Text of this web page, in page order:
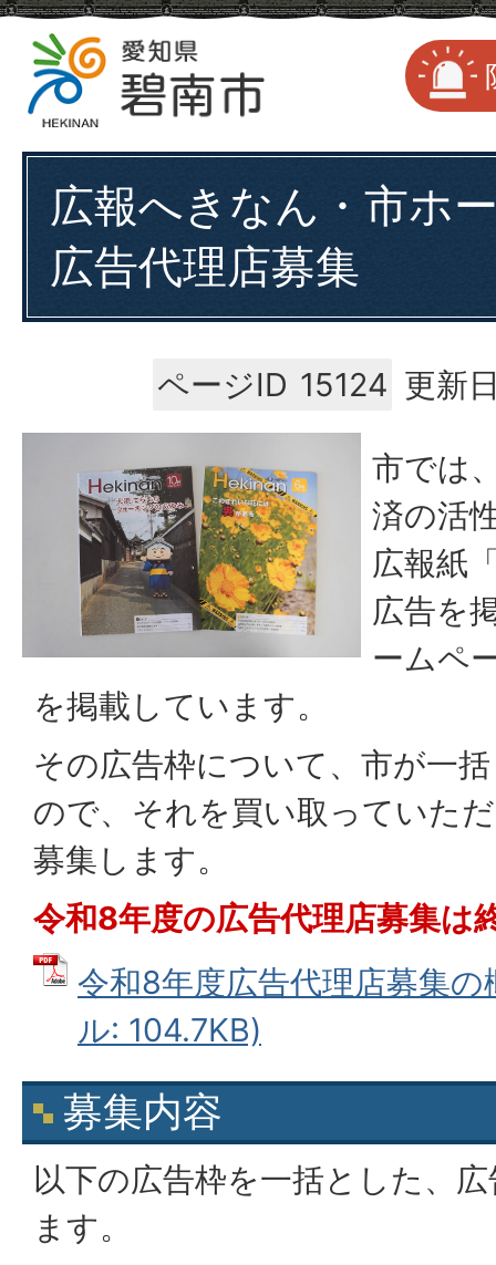
広報へきなん・市ホ
広告代理店募集
ページID 15124 更新
市では
済の活
広報紙
広告を
ームペ
を掲載しています。
その広告枠について、市が一
ので、それを買い取っていた
募集します。
令和8年度の広告代理店募集は
令和8年度広告代理店募集
ル: 104.7KB)
募集内容
以下の広告枠を一括とした、
ます。